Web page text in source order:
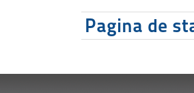
Pagina de